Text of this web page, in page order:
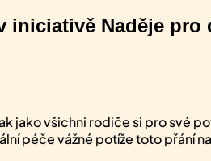
iniciativě Naděje pro
jako všichni rodiče si pro své
péče vážné potíže toto přání